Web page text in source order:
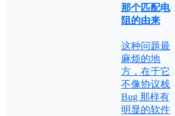
那个匹配电
阻的由来
这种问题最
麻烦的地
方，在于它
不像协议栈
Bug 那样有
明显的软件